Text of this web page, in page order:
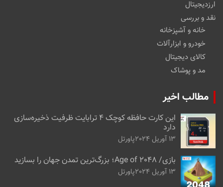
ارزدیجیتال
نقد و بررسی
خانه و آشپزخانه
خودرو و ابزارآلات
کالای دیجیتال
مد و پوشاک
مطالب اخیر
این کارت حافظه کوچک ۴ ترابایت ظرفیت ذخیره‌سازی
دارد
13 آوریل 2024 پاورتل
بازی/ Age of 2048؛ بزرگ‌ترین تمدن جهان را بسازید
13 آوریل 2024 پاورتل